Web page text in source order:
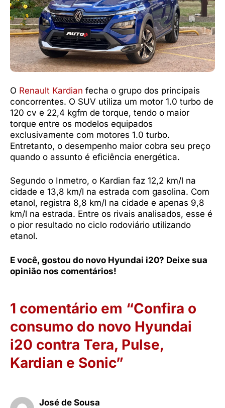
O Renault Kardian fecha o grupo dos principais
concorrentes. O SUV utiliza um motor 1.0 turbo de
120 cv e 22,4 kgfm de torque, tendo o maior
torque entre os modelos equipados
exclusivamente com motores 1.0 turbo.
Entretanto, o desempenho maior cobra seu preço
quando o assunto é eficiência energética.
Segundo o Inmetro, o Kardian faz 12,2 km/l na
cidade e 13,8 km/l na estrada com gasolina. Com
etanol, registra 8,8 km/l na cidade e apenas 9,8
km/l na estrada. Entre os rivais analisados, esse é
o pior resultado no ciclo rodoviário utilizando
etanol.
E você, gostou do novo Hyundai i20? Deixe sua
opinião nos comentários!
1 comentário em “Confira o
consumo do novo Hyundai
i20 contra Tera, Pulse,
Kardian e Sonic”
José de Sousa